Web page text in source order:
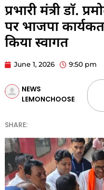
प्रभारी मंत्री डाॅ.
पर भाजपा
किया स्वागत
June 1, 2026 9:50 pm
NEWS
LEMONCHOOSE
SHARE: